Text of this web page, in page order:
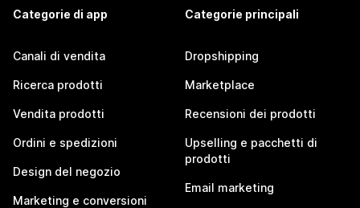
Categorie di app
Canali di vendita
Ricerca prodotti
Vendita prodotti
Ordini e spedizioni
Design del negozio
Marketing e conversioni
Categorie principali
Dropshipping
Marketplace
Recensioni dei prodotti
Upselling e pacchetti di
prodotti
Email marketing